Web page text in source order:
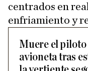
centrados en
enfriamiento y
Muere el piloto
avioneta tras